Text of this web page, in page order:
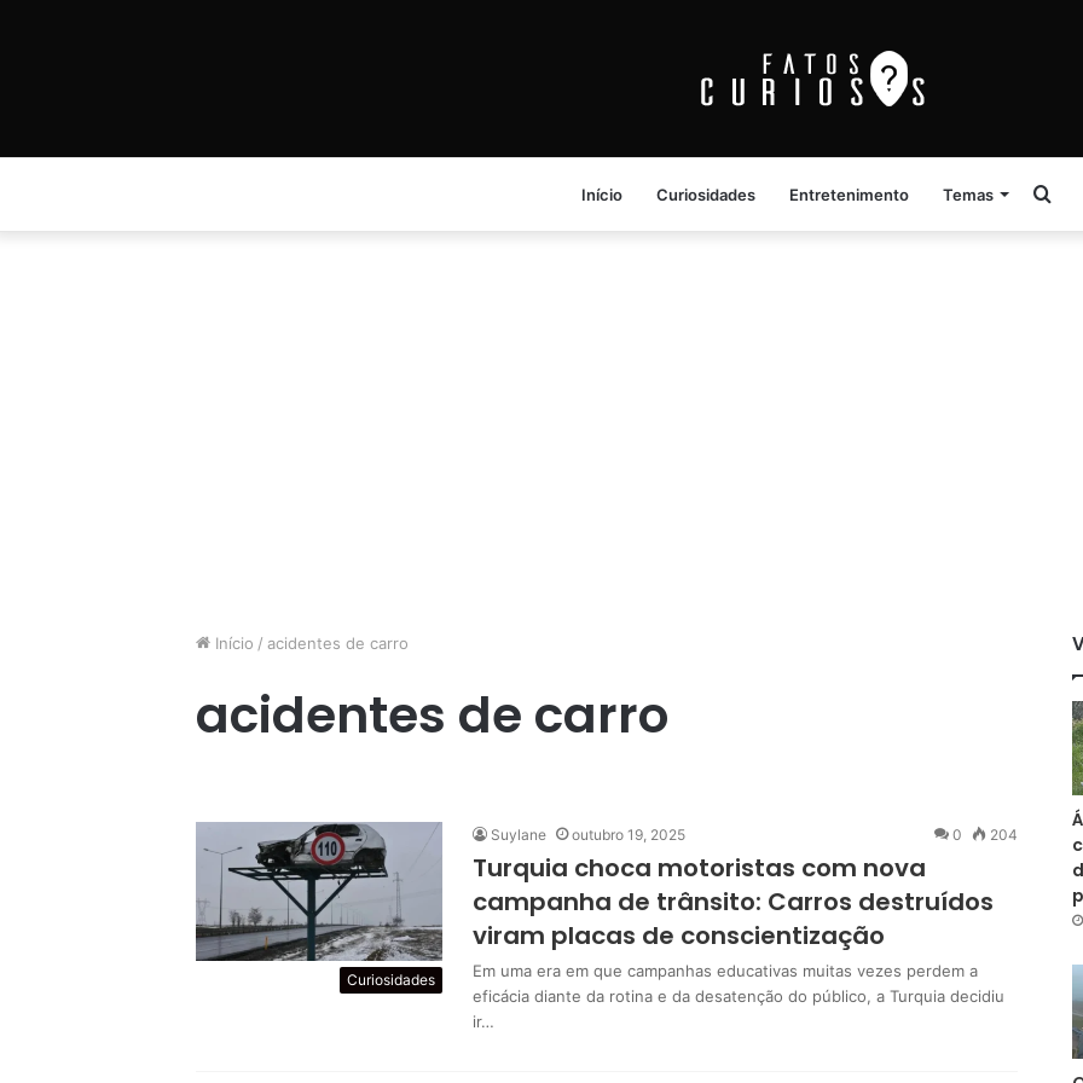
Início Curiosidades Entretenimento Temas
Início / acidentes de carro
acidentes de carro
Curiosidades
Suylane outubro 19, 2025 0 204
Turquia choca motoristas com nova
campanha de trânsito: Carros destruídos
viram placas de conscientização
Em uma era em que campanhas educativas muitas vezes perdem a
eficácia diante da rotina e da desatenção do público, a Turquia decidiu
ir…